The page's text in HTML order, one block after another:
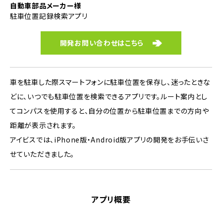
自動車部品メーカー様
駐車位置記録検索アプリ
開発お問い合わせはこちら
車を駐車した際スマートフォンに駐車位置を保存し、迷ったときな
どに、いつでも駐車位置を検索できるアプリです。ルート案内とし
てコンパスを使用すると、自分の位置から駐車位置までの方向や
距離が表示されます。
アイビスでは、iPhone版・Android版アプリの開発をお手伝いさ
せていただきました。
アプリ概要